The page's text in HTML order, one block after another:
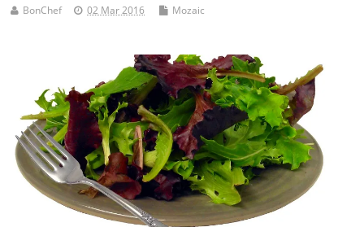
BonChef 02 Mar 2016 Mozaic